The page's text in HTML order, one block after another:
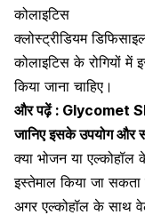
कोलाइटिस
क्लोस्ट्रीडियम
कोलाइटिस के रोगियों में
किया जाना चाहिए।
और पढ़ें : Glycomet
जानिए इसके उपयोग और
क्या भोजन या
इस्तेमाल किया जा सकता
अगर एल्कोहॉल के साथ